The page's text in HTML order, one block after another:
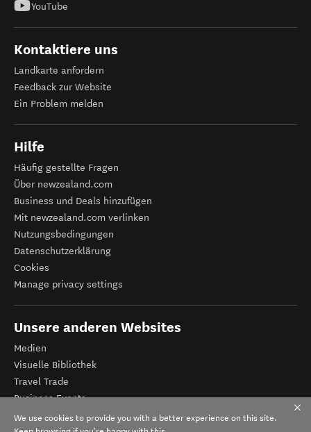
YouTube
Kontaktiere uns
Landkarte anfordern
Feedback zur Website
Ein Problem melden
Hilfe
Häufig gestellte Fragen
Über newzealand.com
Business und Deals hinzufügen
Mit newzealand.com verlinken
Nutzungsbedingungen
Datenschutzerklärung
Cookies
Manage privacy settings
Unsere anderen Websites
Medien
Visuelle Bibliothek
Travel Trade
Business Events
Tourismus Neuseeland
We use cookies to provide you with a better experience on this site.